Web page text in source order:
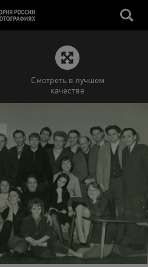
Смотреть в лучшем
качестве